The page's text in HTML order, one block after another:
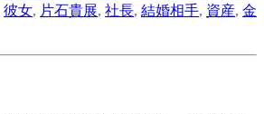
彼女, 片石貴展, 社長, 結婚相手, 資産, 金